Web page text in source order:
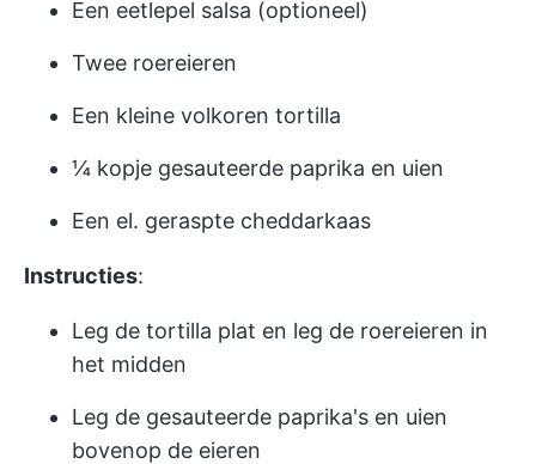
Een eetlepel salsa (optioneel)
Twee roereieren
Een kleine volkoren tortilla
¼ kopje gesauteerde paprika en uien
Een el. geraspte cheddarkaas
Instructies:
Leg de tortilla plat en leg de roereieren in
het midden
Leg de gesauteerde paprika's en uien
bovenop de eieren